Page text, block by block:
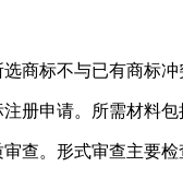
商标不与已有商标
册申请。所需材料
查。形式审查主要